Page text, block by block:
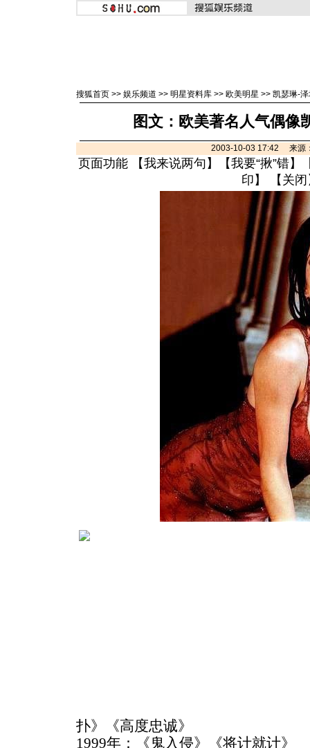
搜狐首页 >> 娱乐频道 >> 明星资料库 >> 欧美明星 >> 凯瑟琳-
图文：欧美著名人气偶像
2003-10-03 17:42 来源
页面功能 【我来说两句 】【我要“揪”错】
印 】 【 关闭
扑》《高度忠诚》
1999年：《鬼入侵》《将计就计》